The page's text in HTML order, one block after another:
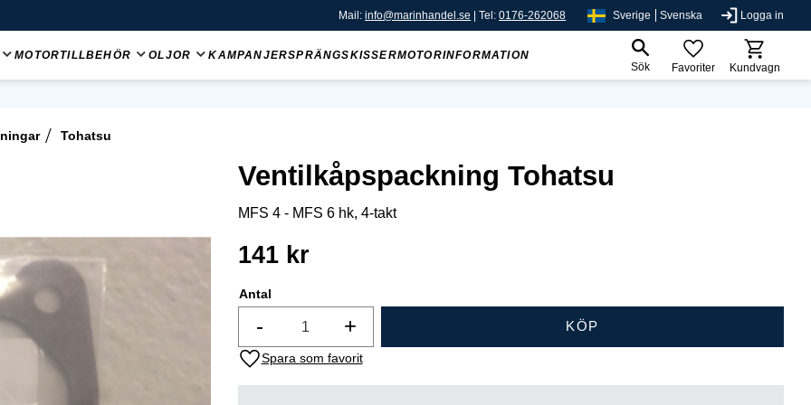
Mail:info@marinhandel.se | Tel:0176-262068 Sverige Svenska Logga in
MOTORTILLBEHÖR OLJOR KAMPANJERSPRÄNGSKISSERMOTORINFORMATION
Sök
Favoriter Kundvagn
Tohatsu
Ventilkåpspackning Tohatsu
MFS 4 - MFS 6 hk, 4-takt
141kr
Antal
+
- KÖP
Lägg till i favoriter